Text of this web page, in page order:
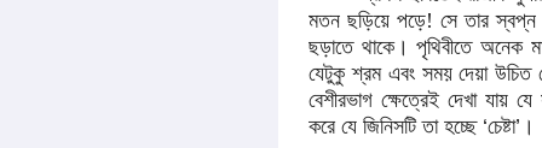
মতন ছড়িয়ে পড়ে! সে তার স্বপ্ন
ছড়াতে থাকে। পৃথিবীতে অনেক
যেটুকু শ্রম এবং সময় দেয়া উচিত
বেশীরভাগ ক্ষেত্রেই দেখা যায়
করে যে জিনিসটি তা হচ্ছে ‘চেষ্টা’ ।